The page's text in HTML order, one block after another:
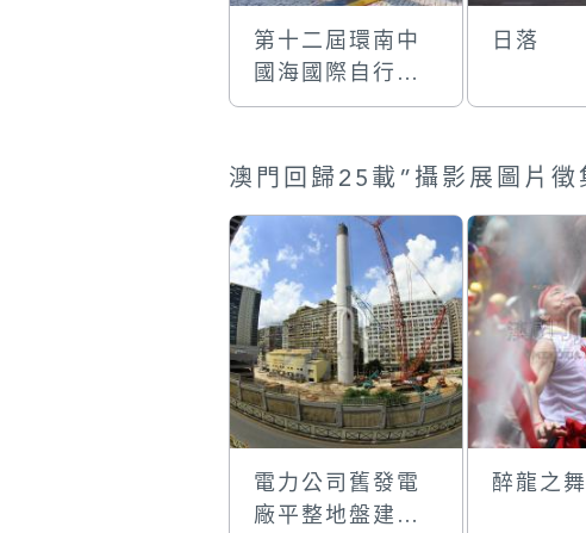
第十二屆環南中
國海國際自行車
大賽-澳門站
日落
電力公司舊發電
廠平整地盤建大
醉龍之舞